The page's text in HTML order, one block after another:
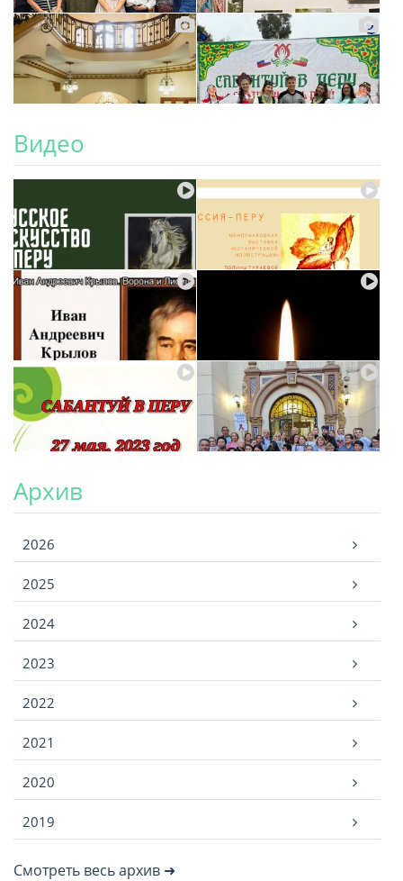
Видео
Архив
2026
2025
2024
2023
2022
2021
2020
2019
Смотреть весь архив ➜